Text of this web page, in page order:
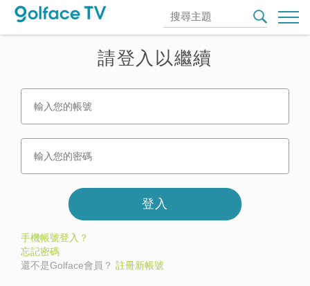
請登入以繼續
登入
手機帳號登入？
忘記密碼
還不是Golface會員？ 註冊新帳號